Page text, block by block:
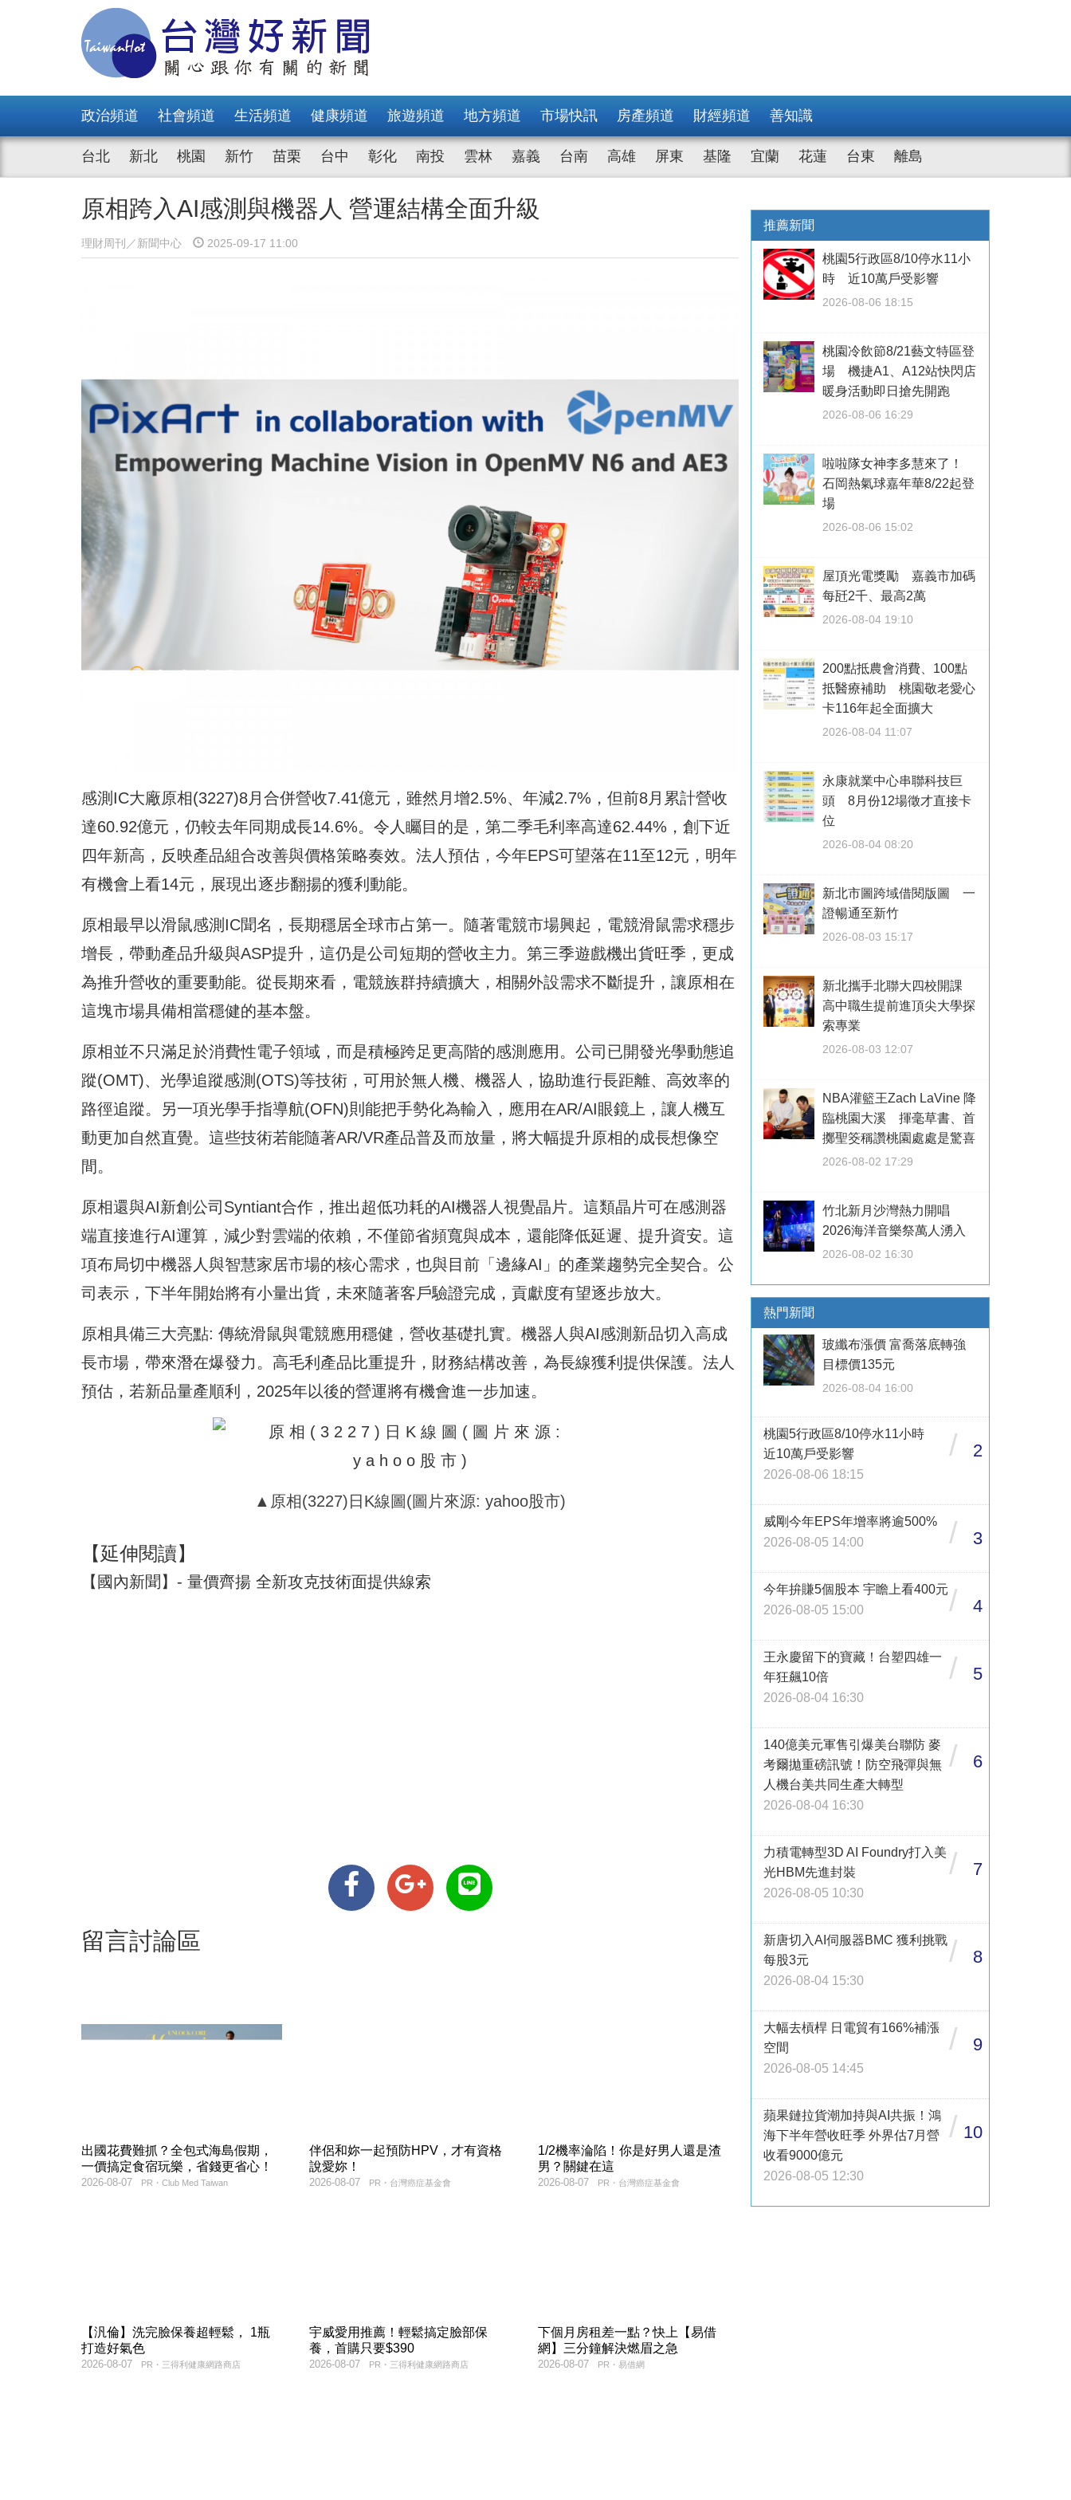
政治頻道 社會頻道 生活頻道 健康頻道 旅遊頻道 地方頻道 市場快訊 房產頻道 財經頻道 善知識
台北 新北 桃園 新竹 苗栗 台中 彰化 南投 雲林 嘉義 台南 高雄 屏東 基隆 宜蘭 花蓮 台東 離島
原相跨入AI感測與機器人 營運結構全面升級
理財周刊／新聞中心 2025-09-17 11:00
感測IC大廠原相(3227)8月合併營收7.41億元，雖然月增2.5%、年減2.7%，但前8月累計營收
達60.92億元，仍較去年同期成長14.6%。令人矚目的是，第二季毛利率高達62.44%，創下近
四年新高，反映產品組合改善與價格策略奏效。法人預估，今年EPS可望落在11至12元，明年
有機會上看14元，展現出逐步翻揚的獲利動能。
原相最早以滑鼠感測IC聞名，長期穩居全球市占第一。隨著電競市場興起，電競滑鼠需求穩步
增長，帶動產品升級與ASP提升，這仍是公司短期的營收主力。第三季遊戲機出貨旺季，更成
為推升營收的重要動能。從長期來看，電競族群持續擴大，相關外設需求不斷提升，讓原相在
這塊市場具備相當穩健的基本盤。
原相並不只滿足於消費性電子領域，而是積極跨足更高階的感測應用。公司已開發光學動態追
蹤(OMT)、光學追蹤感測(OTS)等技術，可用於無人機、機器人，協助進行長距離、高效率的
路徑追蹤。另一項光學手指導航(OFN)則能把手勢化為輸入，應用在AR/AI眼鏡上，讓人機互
動更加自然直覺。這些技術若能隨著AR/VR產品普及而放量，將大幅提升原相的成長想像空
間。
原相還與AI新創公司Syntiant合作，推出超低功耗的AI機器人視覺晶片。這類晶片可在感測器
端直接進行AI運算，減少對雲端的依賴，不僅節省頻寬與成本，還能降低延遲、提升資安。這
項布局切中機器人與智慧家居市場的核心需求，也與目前「邊緣AI」的產業趨勢完全契合。公
司表示，下半年開始將有小量出貨，未來隨著客戶驗證完成，貢獻度有望逐步放大。
原相具備三大亮點: 傳統滑鼠與電競應用穩健，營收基礎扎實。機器人與AI感測新品切入高成
長市場，帶來潛在爆發力。高毛利產品比重提升，財務結構改善，為長線獲利提供保護。法人
預估，若新品量產順利，2025年以後的營運將有機會進一步加速。
▲原相(3227)日K線圖(圖片來源: yahoo股市)
【延伸閱讀】
【國內新聞】- 量價齊揚 全新攻克技術面提供線索
留言討論區
出國花費難抓？全包式海島假期，
一價搞定食宿玩樂，省錢更省心！
PR・Club Med Taiwan
2026-08-07
伴侶和妳一起預防HPV，才有資格
說愛妳！
PR・台灣癌症基金會
2026-08-07
1/2機率淪陷！你是好男人還是渣
男？關鍵在這
PR・台灣癌症基金會
2026-08-07
【汎倫】洗完臉保養超輕鬆， 1瓶
打造好氣色
PR・三得利健康網路商店
2026-08-07
宇威愛用推薦！輕鬆搞定臉部保
養，首購只要$390
PR・三得利健康網路商店
2026-08-07
下個月房租差一點？快上【易借
網】三分鐘解決燃眉之急
PR・易借網
2026-08-07
推薦新聞
桃園5行政區8/10停水11小
時 近10萬戶受影響
2026-08-06 18:15
桃園冷飲節8/21藝文特區登
場 機捷A1、A12站快閃店
暖身活動即日搶先開跑
2026-08-06 16:29
啦啦隊女神李多慧來了！
石岡熱氣球嘉年華8/22起登
場
2026-08-06 15:02
屋頂光電獎勵 嘉義市加碼
每瓩2千、最高2萬
2026-08-04 19:10
200點抵農會消費、100點
抵醫療補助 桃園敬老愛心
卡116年起全面擴大
2026-08-04 11:07
永康就業中心串聯科技巨
頭 8月份12場徵才直接卡
位
2026-08-04 08:20
新北市圖跨域借閱版圖 一
證暢通至新竹
2026-08-03 15:17
新北攜手北聯大四校開課
高中職生提前進頂尖大學探
索專業
2026-08-03 12:07
NBA灌籃王Zach LaVine 降
臨桃園大溪 揮毫草書、首
擲聖筊稱讚桃園處處是驚喜
2026-08-02 17:29
竹北新月沙灣熱力開唱
2026海洋音樂祭萬人湧入
2026-08-02 16:30
熱門新聞
玻纖布漲價 富喬落底轉強
目標價135元
2026-08-04 16:00
桃園5行政區8/10停水11小時
近10萬戶受影響
2026-08-06 18:15
/ 2
威剛今年EPS年增率將逾500%
2026-08-05 14:00
/ 3
今年拚賺5個股本 宇瞻上看400元
2026-08-05 15:00
/ 4
王永慶留下的寶藏！台塑四雄一
年狂飆10倍
2026-08-04 16:30
/ 5
140億美元軍售引爆美台聯防 麥
考爾拋重磅訊號！防空飛彈與無
人機台美共同生產大轉型
2026-08-04 16:30
/ 6
力積電轉型3D AI Foundry打入美
光HBM先進封裝
2026-08-05 10:30
/ 7
新唐切入AI伺服器BMC 獲利挑戰
每股3元
2026-08-04 15:30
/ 8
大幅去槓桿 日電貿有166%補漲
空間
2026-08-05 14:45
/ 9
蘋果鏈拉貨潮加持與AI共振！鴻
海下半年營收旺季 外界估7月營
收看9000億元
2026-08-05 12:30
/ 10